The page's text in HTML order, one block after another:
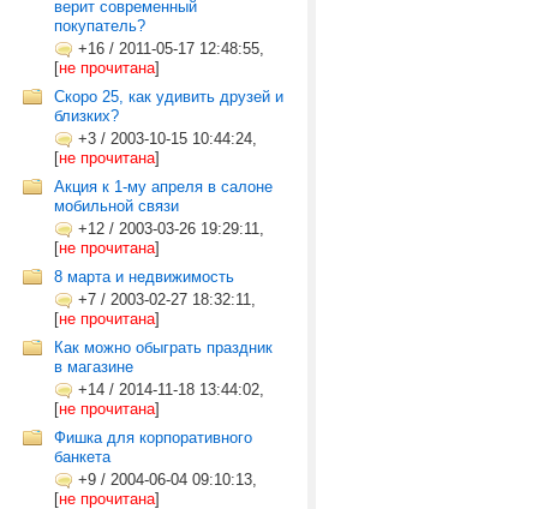
верит современный
покупатель?
+16 / 2011-05-17 12:48:55,
[не прочитана]
Скоро 25, как удивить друзей и
близких?
+3 / 2003-10-15 10:44:24,
[не прочитана]
Акция к 1-му апреля в салоне
мобильной связи
+12 / 2003-03-26 19:29:11,
[не прочитана]
8 марта и недвижимость
+7 / 2003-02-27 18:32:11,
[не прочитана]
Как можно обыграть праздник
в магазине
+14 / 2014-11-18 13:44:02,
[не прочитана]
Фишка для корпоративного
банкета
+9 / 2004-06-04 09:10:13,
[не прочитана]